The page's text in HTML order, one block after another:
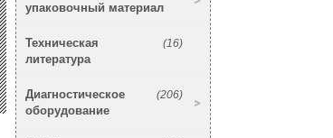
упаковочный материал
(16)
Техническая
литература
(206)
Диагностическое
оборудование